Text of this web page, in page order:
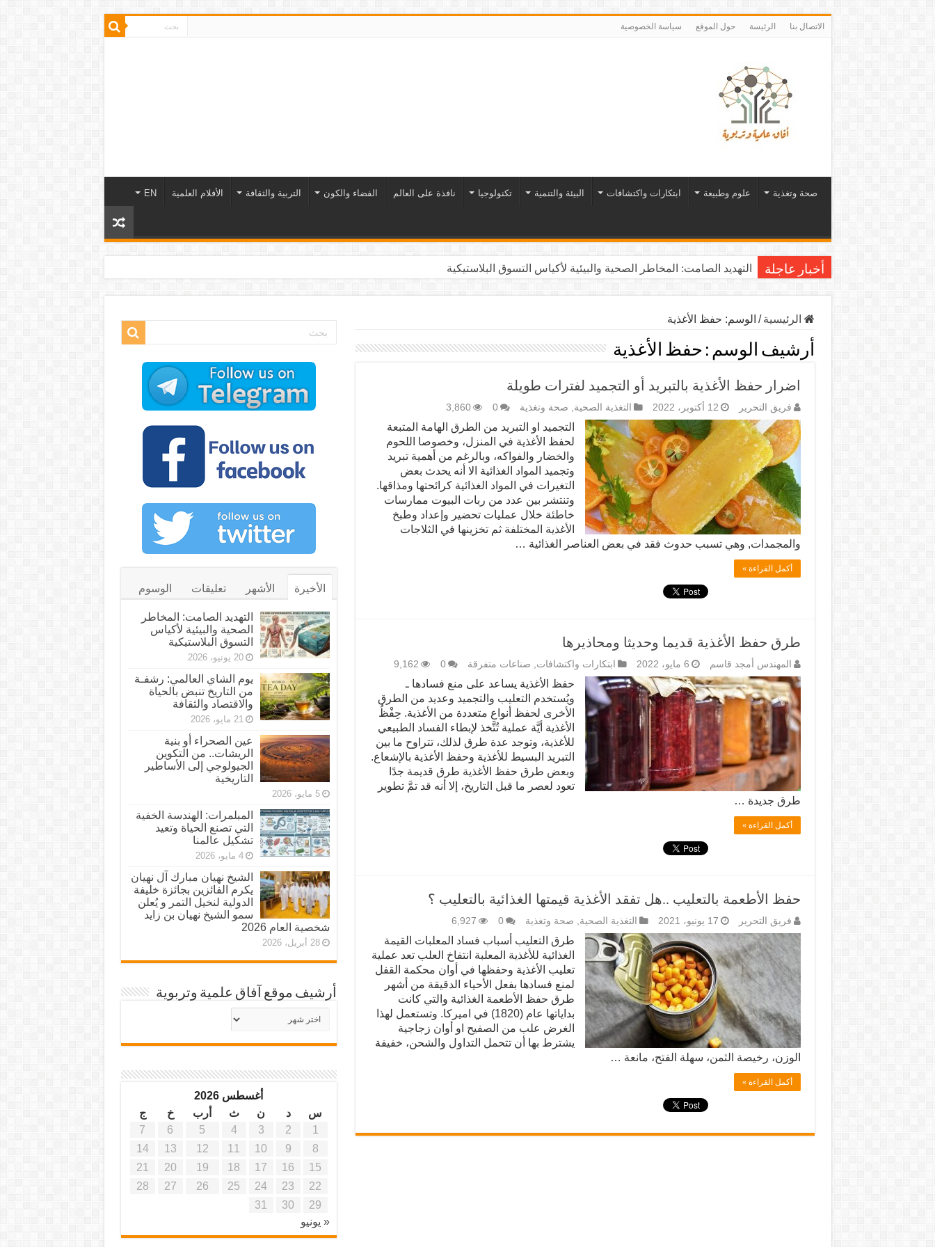
الاتصال بنا الرئيسة حول الموقع سياسة الخصوصية
صحة وتغذية علوم وطبيعة ابتكارات واكتشافات البيئة والتنمية تكنولوجيا نافذة على العالم الفضاء والكون التربية والثقافة الأفلام العلمية EN
أخبار عاجلة التهديد الصامت: المخاطر الصحية والبيئية لأكياس التسوق البلاستيكية
الرئيسية / الوسم: حفظ الأغذية
أرشيف الوسم : حفظ الأغذية
اضرار حفظ الأغذية بالتبريد أو التجميد لفترات طويلة
فريق التحرير 12 أكتوبر، 2022 التغذية الصحية, صحة وتغذية 0
3,860
التجميد او التبريد من الطرق الهامة المتبعة
لحفظ الأغذية في المنزل، وخصوصا اللحوم
والخضار والفواكه، وبالرغم من أهمية تبريد
وتجميد المواد الغذائية الا أنه يحدث بعض
التغيرات في المواد الغذائية كرائحتها ومذاقها.
وتنتشر بين عدد من ربات البيوت ممارسات
خاطئة خلال عمليات تحضير وإعداد وطبخ
الأغذية المختلفة ثم تخزينها في الثلاجات
والمجمدات, وهي تسبب حدوث فقد في بعض العناصر الغذائية …
أكمل القراءة »
طرق حفظ الأغذية قديما وحديثا ومحاذيرها
المهندس أمجد قاسم 6 مايو، 2022 ابتكارات واكتشافات, صناعات متفرقة 0
9,162
حفظ الأغذية يساعد على منع فسادها ـ
ويُستخدم التعليب والتجميد وعديد من الطرق
الأخرى لحفظ أنواع متعددة من الأغذية. حِفْظُ
الأغذية أيَّة عملية تُتَّخذ لإبطاء الفساد الطبيعي
للأغذية، وتوجد عدة طرق لذلك، تتراوح ما بين
التبريد البسيط للأغذية وحفظ الأغذية بالإشعاع.
وبعض طرق حفظ الأغذية طرق قديمة جدًا
تعود لعصر ما قبل التاريخ، إلا أنه قد تمَّ تطوير
طرق جديدة …
أكمل القراءة »
حفظ الأطعمة بالتعليب ..هل تفقد الأغذية قيمتها الغذائية بالتعليب ؟
فريق التحرير 17 يونيو، 2021 التغذية الصحية, صحة وتغذية 0
6,927
طرق التعليب أسباب فساد المعلبات القيمة
الغذائية للأغذية المعلبة انتفاخ العلب تعد عملية
تعليب الأغذية وحفظها في أوان محكمة القفل
لمنع فسادها بفعل الأحياء الدقيقة من أشهر
طرق حفظ الأطعمة الغذائية والتي كانت
بداياتها عام (1820) في اميركا. وتستعمل لهذا
الغرض علب من الصفيح او أوان زجاجية
يشترط بها أن تتحمل التداول والشحن، خفيفة
الوزن، رخيصة الثمن، سهلة الفتح، مانعة …
أكمل القراءة »
الأخيرة الأشهر تعليقات الوسوم
التهديد الصامت: المخاطر
الصحية والبيئية لأكياس
التسوق البلاستيكية
20 يونيو، 2026
يوم الشاي العالمي: رشفـة
من التاريخ تنبض بالحياة
والاقتصاد والثقافة
21 مايو، 2026
عين الصحراء أو بنية
الريشات.. من التكوين
الجيولوجي إلى الأساطير
التاريخية
5 مايو، 2026
المبلمرات: الهندسة الخفية
التي تصنع الحياة وتعيد
تشكيل عالمنا
4 مايو، 2026
الشيخ نهيان مبارك آل نهيان
يكرم الفائزين بجائزة خليفة
الدولية لنخيل التمر و يُعلن
سمو الشيخ نهيان بن زايد
شخصية العام 2026
28 أبريل، 2026
أرشيف موقع آفاق علمية وتربوية
أرشيف
موقع
أغسطس 2026
س
د ن ث أرب خ
ج
1
2
3
4
5
6
7
8
9
10
11
12
13
14
15
16
17
18
19
20
21
22
23
24
25
26
27
28
29
30
31
« يونيو